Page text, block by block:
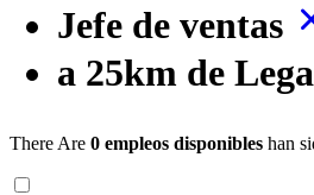
Jefe de ventas
a 25km de
There Are 0 empleos disponibles han